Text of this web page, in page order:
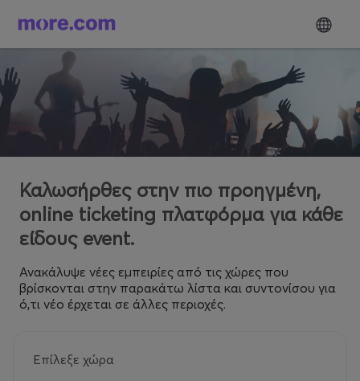
Καλωσήρθες στην πιο προηγμένη,
online ticketing πλατφόρμα για κάθε
είδους event.
Ανακάλυψε νέες εμπειρίες από τις χώρες που
βρίσκονται στην παρακάτω λίστα και συντονίσου για
ό,τι νέο έρχεται σε άλλες περιοχές.
Επίλεξε χώρα